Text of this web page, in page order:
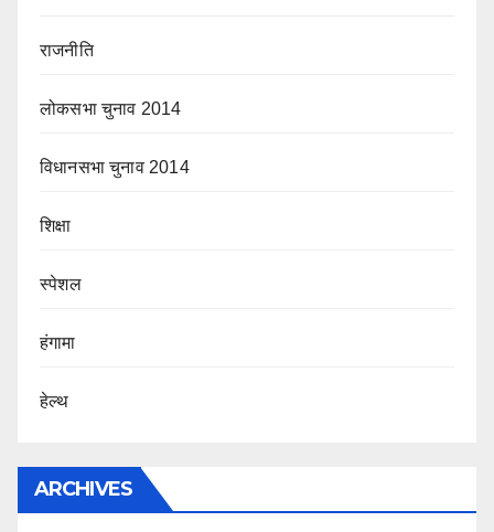
राजनीति
लोकसभा चुनाव 2014
विधानसभा चुनाव 2014
शिक्षा
स्पेशल
हंगामा
हेल्थ
ARCHIVES